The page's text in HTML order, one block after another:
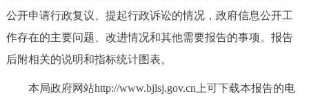
便民服务 利企服务
公开申请行政复议、提起行政诉讼的情况，政府信息公开工
作存在的主要问题、改进情况和其他需要报告的事项。报告
后附相关的说明和指标统计图表。
本局政府网站http://www.bjlsj.gov.cn上可下载本报告的电